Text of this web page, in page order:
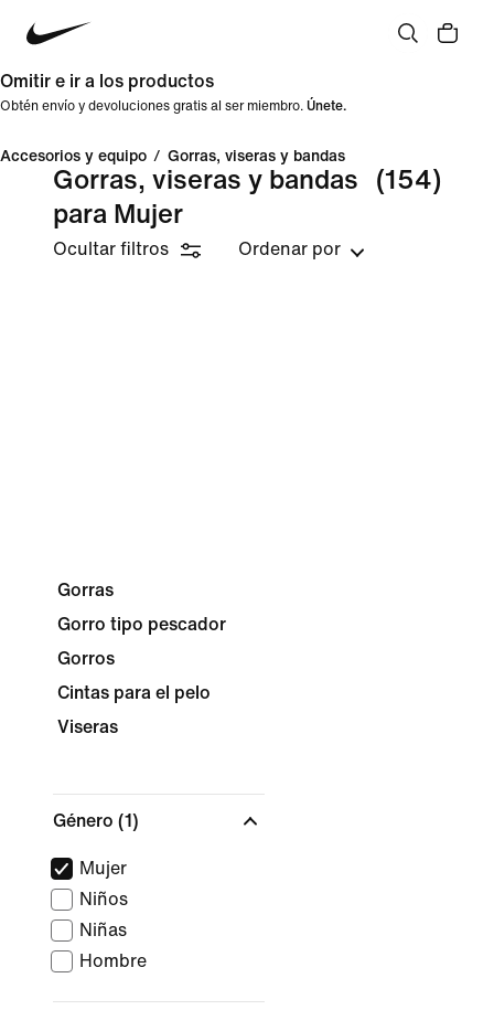
Omitir e ir a los productos
Obtén envío y devoluciones gratis al ser miembro. Únete.
Accesorios y equipo / Gorras, viseras y bandas
Gorras, viseras y bandas
para Mujer
(154)
Ocultar filtros Ordenar por
Gorras
Gorro tipo pescador
Gorros
Cintas para el pelo
Viseras
Género (1)
Mujer
Niños
Niñas
Hombre